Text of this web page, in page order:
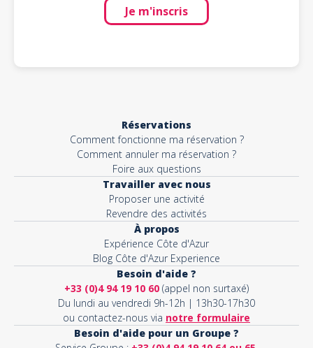
Je m'inscris
Réservations
Comment fonctionne ma réservation ?
Comment annuler ma réservation ?
Foire aux questions
Travailler avec nous
Proposer une activité
Revendre des activités
À propos
Expérience Côte d'Azur
Blog Côte d'Azur Experience
Besoin d'aide ?
+33 (0)4 94 19 10 60 (appel non surtaxé)
Du lundi au vendredi 9h-12h | 13h30-17h30
ou contactez-nous via notre formulaire
Besoin d'aide pour un Groupe ?